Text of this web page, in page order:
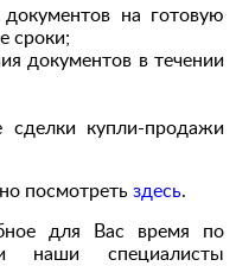
на готовую
сроки;
документов в течении
сделки купли-продажи
посмотреть здесь.
для Вас время по
наши специалисты